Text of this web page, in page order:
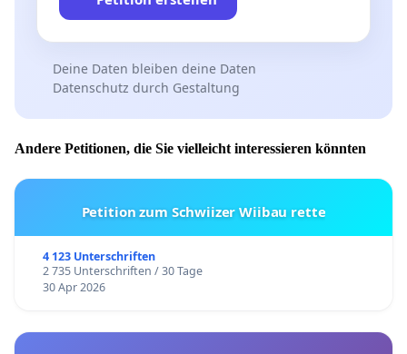
Deine Daten bleiben deine Daten
Datenschutz durch Gestaltung
Andere Petitionen, die Sie vielleicht interessieren könnten
Petition zum Schwiizer Wiibau rette
4 123 Unterschriften
2 735 Unterschriften / 30 Tage
30 Apr 2026